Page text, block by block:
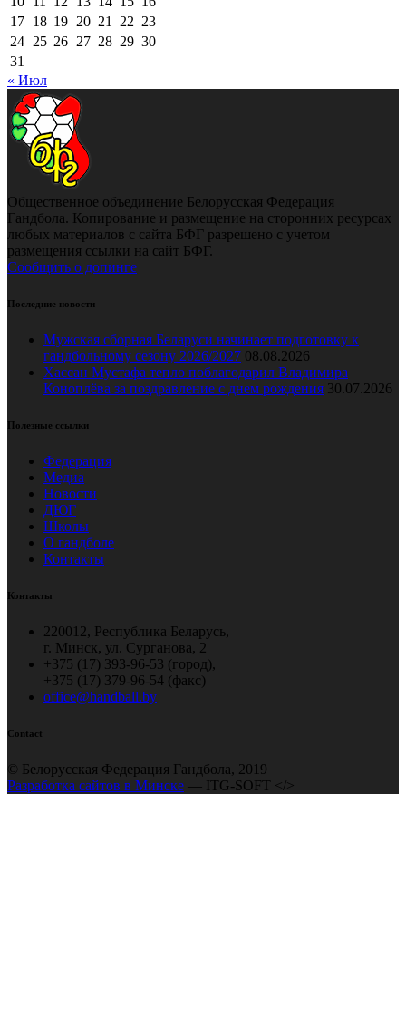
17 18 19 20 21 22 23
24 25 26 27 28 29 30
31
« Июл
Общественное объединение Белорусская Федерация
Гандбола. Копирование и размещение на сторонних ресурсах
любых материалов с сайта БФГ разрешено с учетом
размещения ссылки на сайт БФГ.
Сообщить о допинге
Последние новости
Мужская сборная Беларуси начинает подготовку к
гандбольному сезону 2026/2027 08.08.2026
Хассан Мустафа тепло поблагодарил Владимира
Коноплёва за поздравление с днем рождения 30.07.2026
Полезные ссылки
Федерация
Медиа
Новости
ДЮГ
Школы
О гандболе
Контакты
Контакты
220012, Республика Беларусь,
г. Минск, ул. Сурганова, 2
+375 (17) 393-96-53 (город),
+375 (17) 379-96-54 (факс)
office@handball.by
Contact
© Белорусская Федерация Гандбола, 2019
Разработка сайтов в Минске — ITG-SOFT </>